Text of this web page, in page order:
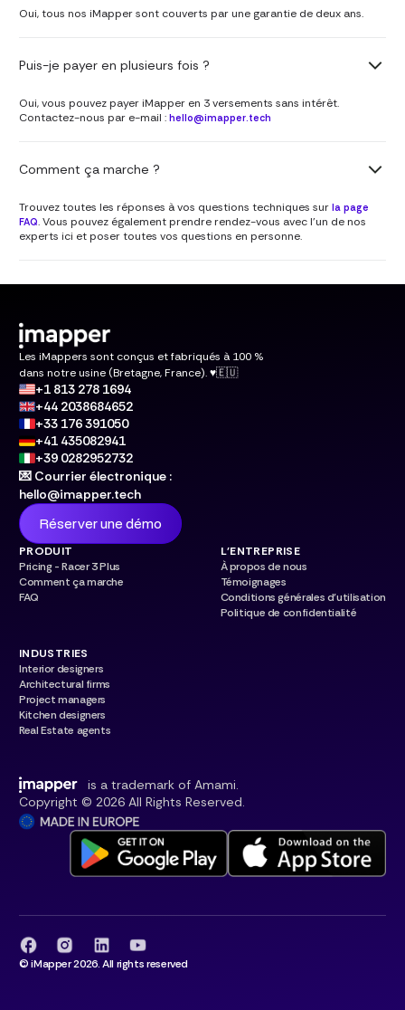
Oui, tous nos iMapper sont couverts par une garantie de deux ans.
Puis-je payer en plusieurs fois ?
Oui, vous pouvez payer iMapper en 3 versements sans intérêt.
Contactez-nous par e-mail : hello@imapper.tech
Comment ça marche ?
Trouvez toutes les réponses à vos questions techniques sur la page
FAQ. Vous pouvez également prendre rendez-vous avec l'un de nos
experts ici et poser toutes vos questions en personne.
Les iMappers sont conçus et fabriqués à 100 %
dans notre usine (Bretagne, France). ♥️🇪🇺
+1 813 278 1694
+44 2038684652
+33 176 391050
+41 435082941
+39 0282952732
💌 Courrier électronique :
hello@imapper.tech
Réserver une démo
PRODUIT
Pricing - Racer 3 Plus
Comment ça marche
FAQ
L'ENTREPRISE
À propos de nous
Témoignages
Conditions générales d’utilisation
Politique de confidentialité
INDUSTRIES
Interior designers
Architectural firms
Project managers
Kitchen designers
Real Estate agents
is a trademark of Amami.
Copyright © 2026 All Rights Reserved.
© iMapper 2026. All rights reserved